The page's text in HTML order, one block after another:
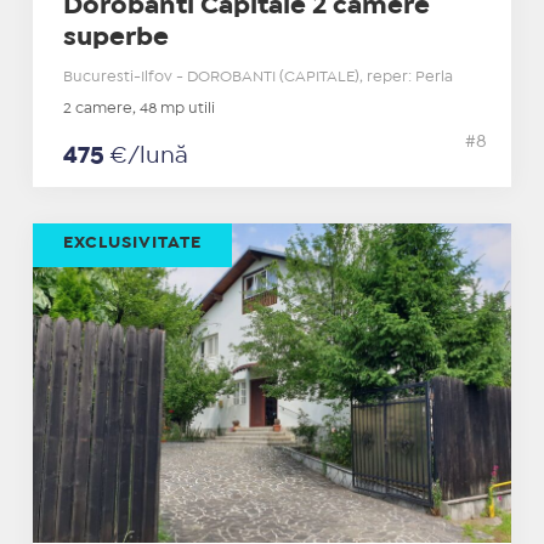
Dorobanti Capitale 2 camere
superbe
Bucuresti-Ilfov - DOROBANTI (CAPITALE), reper: Perla
2 camere, 48 mp utili
475 €/lună
#8
EXCLUSIVITATE